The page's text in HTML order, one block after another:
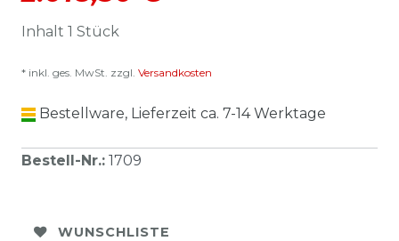
Inhalt 1 Stück
* inkl. ges. MwSt. zzgl. Versandkosten
Bestellware, Lieferzeit ca. 7-14 Werktage
Bestell-Nr.: 1709
WUNSCHLISTE